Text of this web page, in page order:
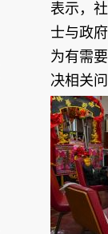
表示，
士与政
为有需
决相关问